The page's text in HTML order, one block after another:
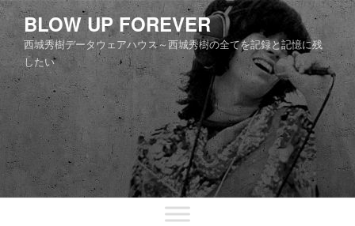
コ
ン
テ
ン
ツ
キ
ッ
プ
BLOW UP FOREVER
西城秀樹データウェアハウス～西城秀樹の全てを記録と記憶に残
したい